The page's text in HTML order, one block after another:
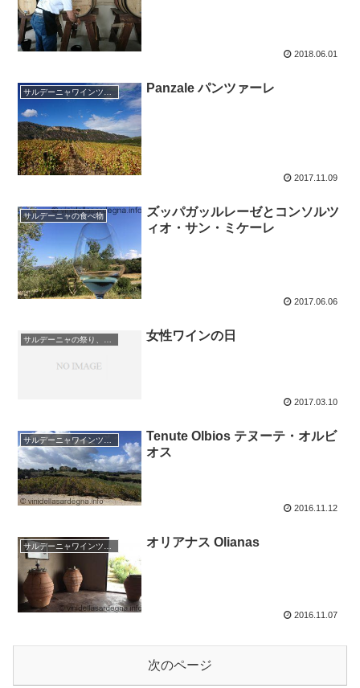
2018.06.01
Panzale パンツァーレ
2017.11.09
サルデーニャの食べ物
ズッパガッルレーゼとコンソルツ
ィオ・サン・ミケーレ
2017.06.06
女性ワインの日
2017.03.10
Tenute Olbios テヌーテ・オルビ
オス
2016.11.12
オリアナス Olianas
2016.11.07
次のページ